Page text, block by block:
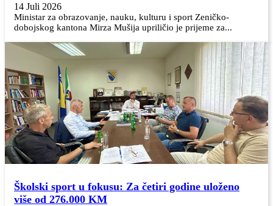
14 Juli 2026
Ministar za obrazovanje, nauku, kulturu i sport Zeničko-
dobojskog kantona Mirza Mušija upriličio je prijeme za...
Školski sport u fokusu: Za četiri godine uloženo
više od 276.000 KM